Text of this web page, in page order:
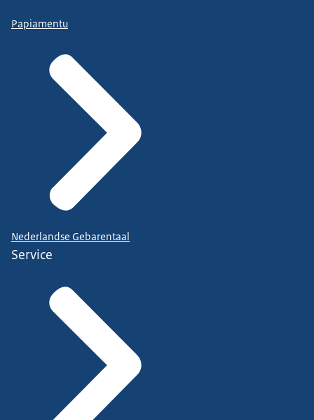
Papiamentu
Nederlandse Gebarentaal
Service